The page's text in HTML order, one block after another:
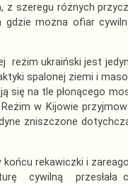
szeregu różnych
można ofiar
ukraiński jest
spalonej ziemi i
na tle płonącego
w Kijowie
zniszczone
rekawiczki i
cywilną przesłała